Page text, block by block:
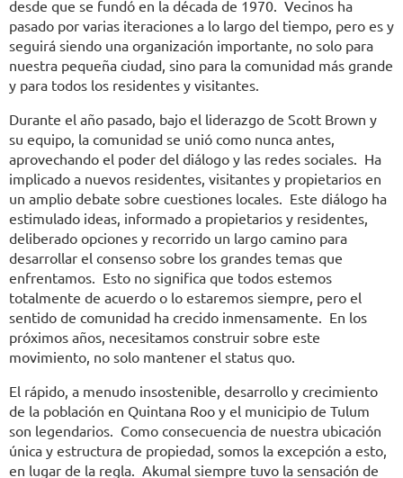
desde que se fundó en la década de 1970. Vecinos ha
pasado por varias iteraciones a lo largo del tiempo, pero es y
seguirá siendo una organización importante, no solo para
nuestra pequeña ciudad, sino para la comunidad más grande
y para todos los residentes y visitantes.
Durante el año pasado, bajo el liderazgo de Scott Brown y
su equipo, la comunidad se unió como nunca antes,
aprovechando el poder del diálogo y las redes sociales. Ha
implicado a nuevos residentes, visitantes y propietarios en
un amplio debate sobre cuestiones locales. Este diálogo ha
estimulado ideas, informado a propietarios y residentes,
deliberado opciones y recorrido un largo camino para
desarrollar el consenso sobre los grandes temas que
enfrentamos. Esto no significa que todos estemos
totalmente de acuerdo o lo estaremos siempre, pero el
sentido de comunidad ha crecido inmensamente. En los
próximos años, necesitamos construir sobre este
movimiento, no solo mantener el status quo.
El rápido, a menudo insostenible, desarrollo y crecimiento
de la población en Quintana Roo y el municipio de Tulum
son legendarios. Como consecuencia de nuestra ubicación
única y estructura de propiedad, somos la excepción a esto,
en lugar de la regla. Akumal siempre tuvo la sensación de